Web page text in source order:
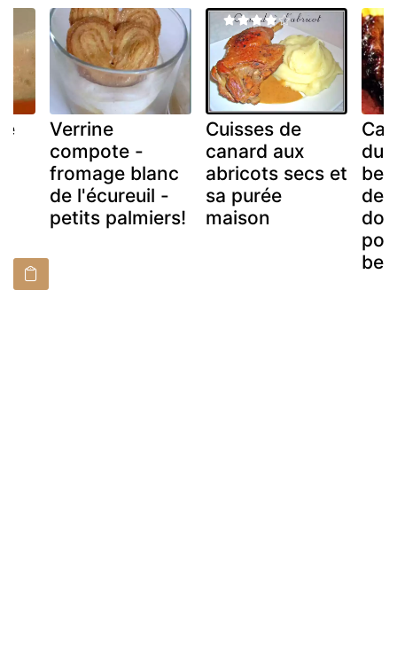
Verrine
compote -
fromage blanc
de l'écureuil -
petits palmiers!
Cuisses de
canard aux
abricots secs et
sa purée
maison
du
de